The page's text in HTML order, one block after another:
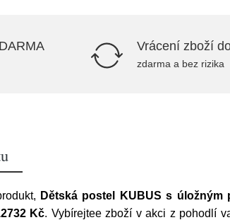
Vrácení zboží
zdarma a bez rizika
Dětská postel KUBUS s úložným
Kč. Vybírejtee zboží v akci z pohodlí